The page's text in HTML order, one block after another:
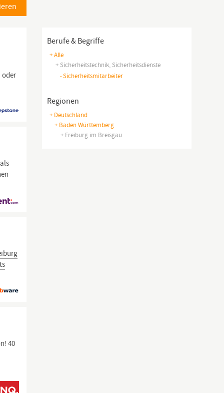
Berufe & Begriffe
+ Alle
+ Sicherheitstechnik, Sicherheitsdienste
-Sicherheitsmitarbeiter
Regionen
+ Deutschland
+ Baden Württemberg
+ Freiburg im Breisgau
oder
40